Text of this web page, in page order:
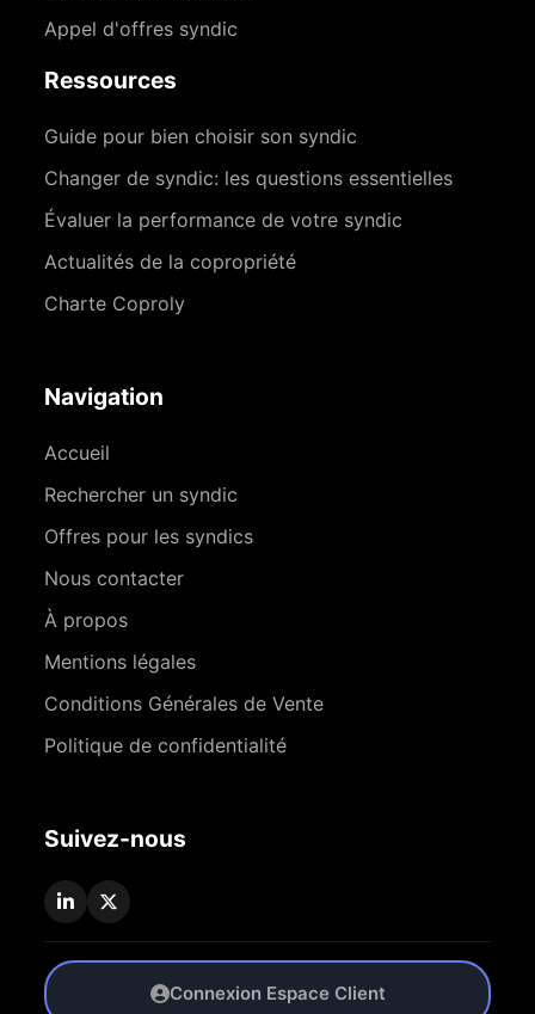
Appel d'offres syndic
Ressources
Guide pour bien choisir son syndic
Changer de syndic: les questions essentielles
Évaluer la performance de votre syndic
Actualités de la copropriété
Charte Coproly
Navigation
Accueil
Rechercher un syndic
Offres pour les syndics
Nous contacter
À propos
Mentions légales
Conditions Générales de Vente
Politique de confidentialité
Suivez-nous
Connexion Espace Client